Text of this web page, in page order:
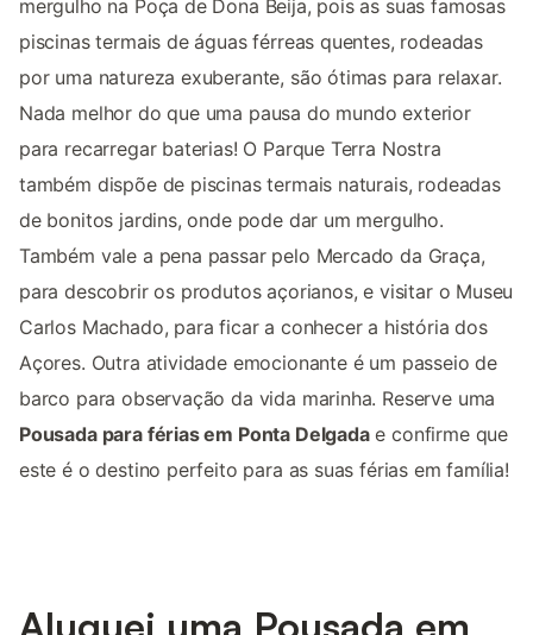
mergulho na Poça de Dona Beija, pois as suas famosas
piscinas termais de águas férreas quentes, rodeadas
por uma natureza exuberante, são ótimas para relaxar.
Nada melhor do que uma pausa do mundo exterior
para recarregar baterias! O Parque Terra Nostra
também dispõe de piscinas termais naturais, rodeadas
de bonitos jardins, onde pode dar um mergulho.
Também vale a pena passar pelo Mercado da Graça,
para descobrir os produtos açorianos, e visitar o Museu
Carlos Machado, para ficar a conhecer a história dos
Açores. Outra atividade emocionante é um passeio de
barco para observação da vida marinha. Reserve uma
Pousada para férias em Ponta Delgadae confirme que
este é o destino perfeito para as suas férias em família!
Aluguei uma Pousada em